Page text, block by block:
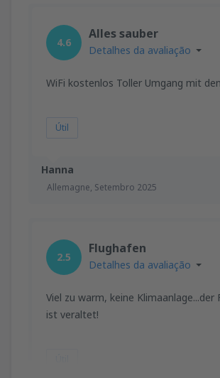
Hanna
Allemagne, Setembro 2025
4.6
Alles sauber
Detalhes da avaliação
WiFi kostenlos Toller Umgang mit
Útil
2.5
Flughafen
Detalhes da avaliação
Viel zu warm, keine Klimaanlage...der
ist veraltet!